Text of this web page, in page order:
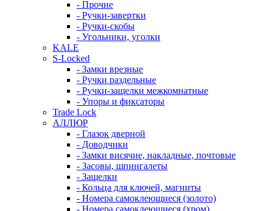
- Прочие
- Ручки-завертки
- Ручки-скобы
- Угольники, уголки
KALE
S-Locked
- Замки врезные
- Ручки раздельные
- Ручки-защелки межкомнатные
- Упоры и фиксаторы
Trade Lock
АЛЛЮР
- Глазок дверной
- Доводчики
- Замки висячие, накладные, почтовые
- Засовы, шпингалеты
- Защелки
- Кольца для ключей, магниты
- Номера самоклеющиеся (золото)
- Номера самоклеющиеся (хром)